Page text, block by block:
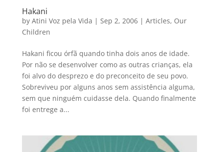
Hakani
by Atini Voz pela Vida | Sep 2, 2006| Articles, Our
Children
Hakani ficou órfã quando tinha dois anos de idade.
Por não se desenvolver como as outras crianças, ela
foi alvo do desprezo e do preconceito de seu povo.
Sobreviveu por alguns anos sem assistência alguma,
sem que ninguém cuidasse dela. Quando finalmente
foi entrege a...